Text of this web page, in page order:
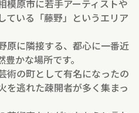
模原市に若手アーティストや
ている「藤野」というエリア
原に隣接する、都心に一番近
かな場所です。
術の町として有名になったの
を逃れた疎開者が多く集まっ